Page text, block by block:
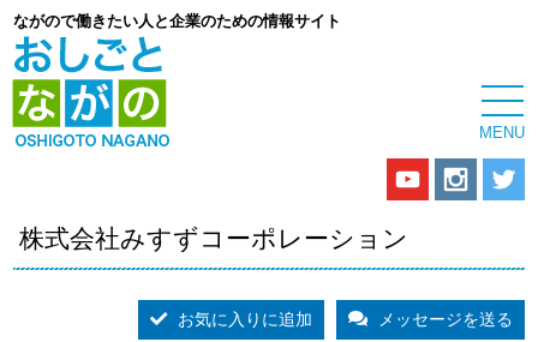
ながので働きたい人と企業のための情報サイト
株式会社みすずコーポレーション
お気に入りに追加 メッセージを送る